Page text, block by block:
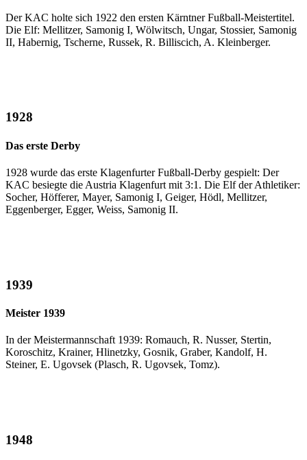
Der KAC holte sich 1922 den ersten Kärntner Fußball-Meistertitel.
Die Elf: Mellitzer, Samonig I, Wölwitsch, Ungar, Stossier, Samonig
II, Habernig, Tscherne, Russek, R. Billiscich, A. Kleinberger.
1928
Das erste Derby
1928 wurde das erste Klagenfurter Fußball-Derby gespielt: Der
KAC besiegte die Austria Klagenfurt mit 3:1. Die Elf der Athletiker:
Socher, Höfferer, Mayer, Samonig I, Geiger, Hödl, Mellitzer,
Eggenberger, Egger, Weiss, Samonig II.
1939
Meister 1939
In der Meistermannschaft 1939: Romauch, R. Nusser, Stertin,
Koroschitz, Krainer, Hlinetzky, Gosnik, Graber, Kandolf, H.
Steiner, E. Ugovsek (Plasch, R. Ugovsek, Tomz).
1948